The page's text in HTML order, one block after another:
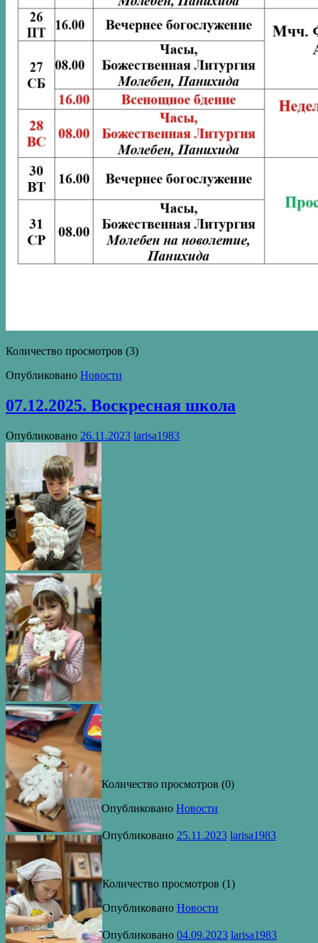
Количество просмотров (3)
Опубликовано Новости
07.12.2025. Воскресная школа
Опубликовано 26.11.2023 larisa1983
Количество просмотров (0)
Опубликовано Новости
Опубликовано 25.11.2023 larisa1983
Количество просмотров (1)
Опубликовано Новости
Опубликовано 04.09.2023 larisa1983